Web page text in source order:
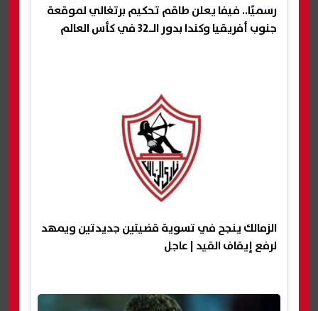
رسميًا.. فيفا يعلن طاقم تحكيم برتغالي لموقعة
جنوب أفريقيا وكندا بدور الـ32 في كأس العالم
الزمالك ينجح في تسوية قضيتين جديدتين ويمهد
لرفع إيقاف القيد | عاجل